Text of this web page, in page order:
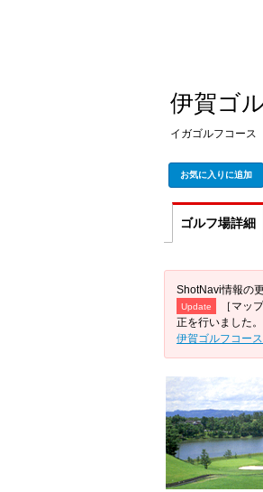
伊賀ゴ
イガゴルフコース
お気に入りに追加
ゴルフ場詳細
ShotNavi情報の
Update ［マッ
正を行いました。
伊賀ゴルフコー